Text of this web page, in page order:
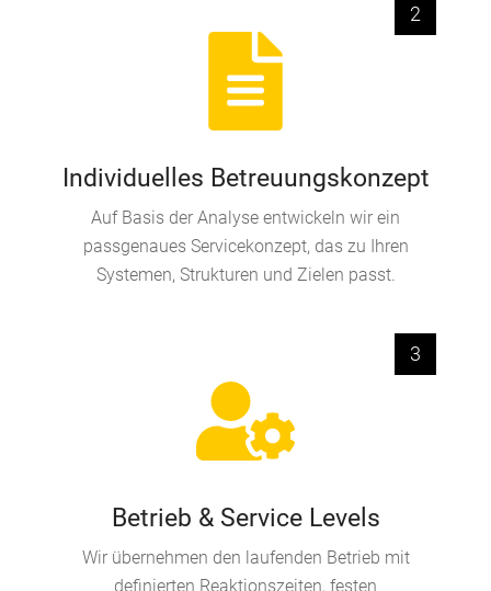
2
Individuelles Betreuungskonzept
Auf Basis der Analyse entwickeln wir ein
passgenaues Servicekonzept, das zu Ihren
Systemen, Strukturen und Zielen passt.
3
Betrieb & Service Levels
Wir übernehmen den laufenden Betrieb mit
definierten Reaktionszeiten, festen